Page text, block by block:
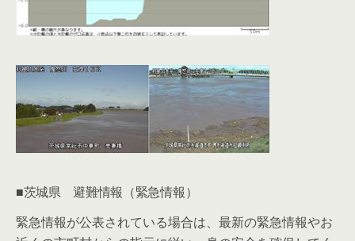
■茨城県 避難情報（緊急情報）
緊急情報が公表されている場合は、最新の緊急情報やお